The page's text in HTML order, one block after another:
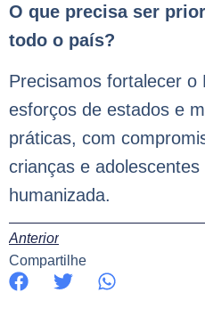
O que precisa ser
todo o país?
Precisamos fortalecer o
esforços de estados e
práticas, com
crianças e
humanizada.
Anterior
Compartilhe